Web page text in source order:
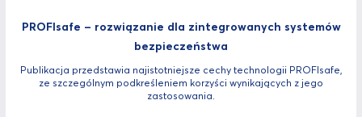
PROFIsafe – rozwiązanie dla zintegrowanych systemów
bezpieczeństwa
Publikacja przedstawia najistotniejsze cechy technologii PROFIsafe,
ze szczególnym podkreśleniem korzyści wynikających z jego
zastosowania.